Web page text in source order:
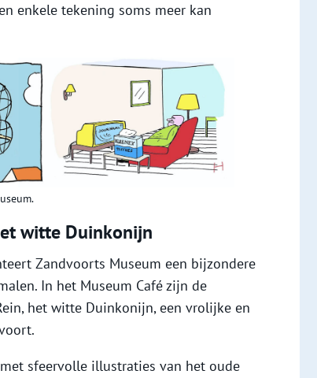
enkele tekening soms meer kan
witte Duinkonijn
Zandvoorts Museum een bijzondere
In het Museum Café zijn de
het witte Duinkonijn, een vrolijke en
sfeervolle illustraties van het oude